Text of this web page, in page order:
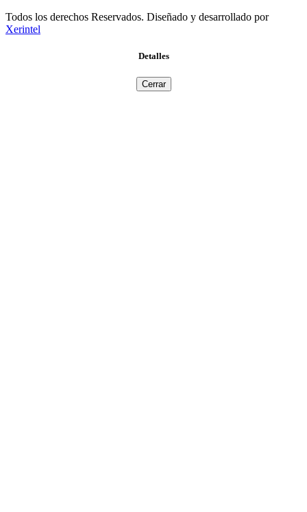
Todos los derechos Reservados. Diseñado y desarrollado por
Xerintel
Detalles
Cerrar